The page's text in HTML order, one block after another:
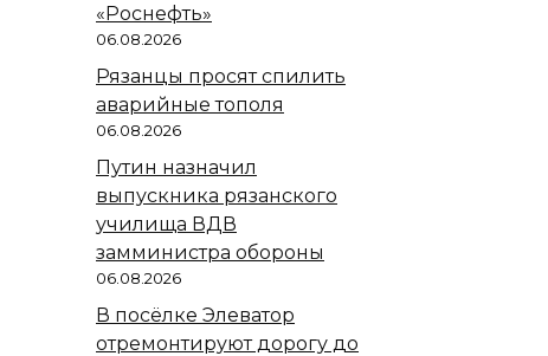
«Роснефть»
06.08.2026
Рязанцы просят спилить
аварийные тополя
06.08.2026
Путин назначил
выпускника рязанского
училища ВДВ
замминистра обороны
06.08.2026
В посёлке Элеватор
отремонтируют дорогу до